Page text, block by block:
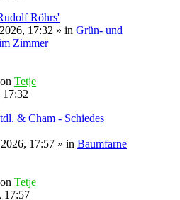
Röhrs'
17:32 » in Grün- und
Zimmer
Tetje
& Cham - Schiedes
17:57 » in Baumfarne
Tetje
17:57